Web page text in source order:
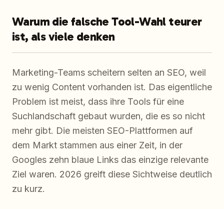
Warum die falsche Tool-Wahl teurer
ist, als viele denken
Marketing-Teams scheitern selten an SEO, weil
zu wenig Content vorhanden ist. Das eigentliche
Problem ist meist, dass ihre Tools für eine
Suchlandschaft gebaut wurden, die es so nicht
mehr gibt. Die meisten SEO-Plattformen auf
dem Markt stammen aus einer Zeit, in der
Googles zehn blaue Links das einzige relevante
Ziel waren. 2026 greift diese Sichtweise deutlich
zu kurz.